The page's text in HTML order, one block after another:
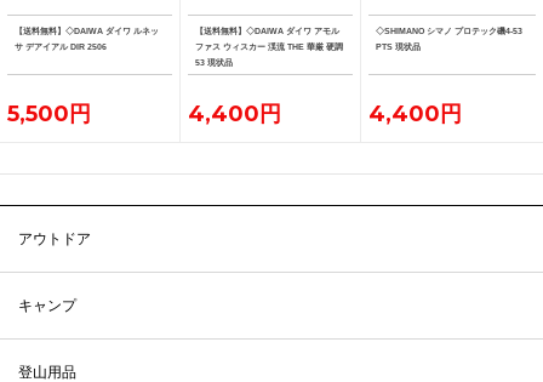
【送料無料】◇DAIWA ダイワ ルネッ
サ デアイアル DIR 2506
5,500円
【送料無料】◇DAIWA ダイワ アモル
ファス ウィスカー 渓流 THE 華厳 硬調
53 現状品
4,400円
◇SHIMANO シマノ プロテック磯4-53
PTS 現状品
4,400円
アウトドア
キャンプ
登山用品